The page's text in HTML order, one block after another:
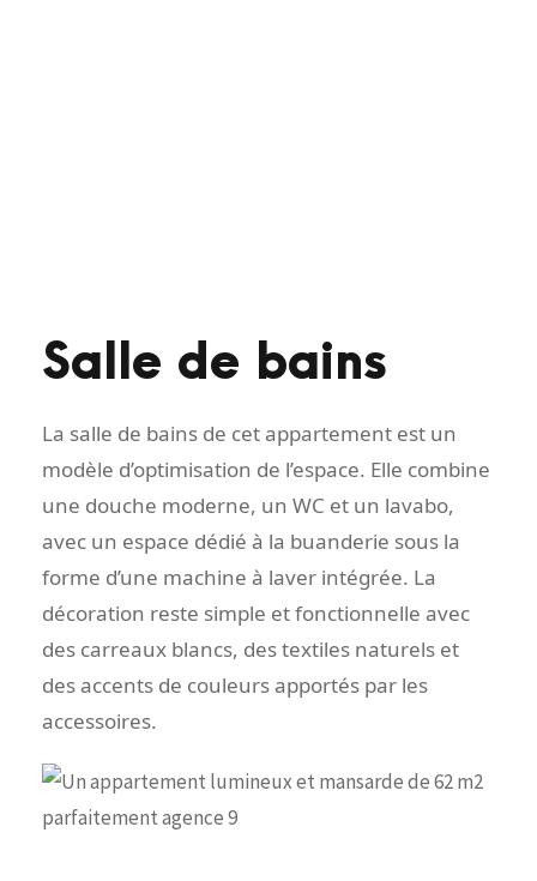
Salle de bains
La salle de bains de cet appartement est un
modèle d’optimisation de l’espace. Elle combine
une douche moderne, un WC et un lavabo,
avec un espace dédié à la buanderie sous la
forme d’une machine à laver intégrée. La
décoration reste simple et fonctionnelle avec
des carreaux blancs, des textiles naturels et
des accents de couleurs apportés par les
accessoires.